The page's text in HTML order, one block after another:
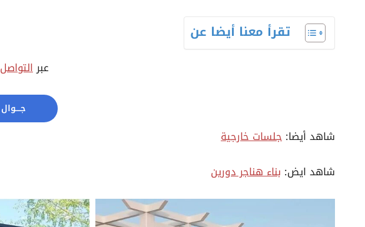
تقرأ معنا أيضا عن
عبرالتواصل
جــــوال
شاهد أيضا: جلسات خارجية
شاهد ايض: بناء هناجر دورين